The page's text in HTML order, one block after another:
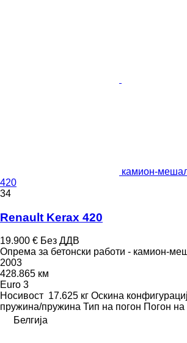
камион-
420
34
Renault Kerax 420
19.900 € Без ДДВ
Опрема за бетонски работи - камион-
2003
428.865 км
Euro 3
Носивост 17.625 кг Оскина
пружина/пружина Тип на погон Погон на
Белгија